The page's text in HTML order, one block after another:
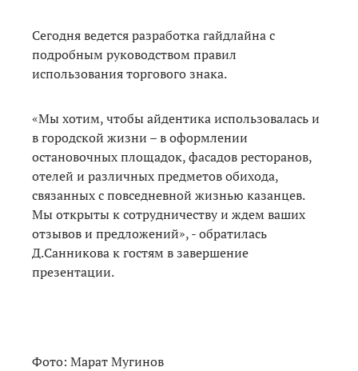
Сегодня ведется разработка гайдлайна с
подробным руководством правил
использования торгового знака.
«Мы хотим, чтобы айдентика использовалась и
в городской жизни – в оформлении
остановочных площадок, фасадов ресторанов,
отелей и различных предметов обихода,
связанных с повседневной жизнью казанцев.
Мы открыты к сотрудничеству и ждем ваших
отзывов и предложений», - обратилась
Д.Санникова к гостям в завершение
презентации.
Фото: Марат Мугинов